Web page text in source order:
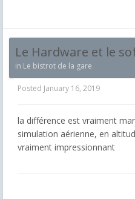
in Le bistrot de la gare
Posted January 16, 2019
la différence est vraiment
simulation aérienne, en
vraiment impressionnant